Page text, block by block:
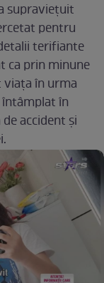
supraviețuit
pentru
terifiante
ca prin minune
viața în urma
în
accident și